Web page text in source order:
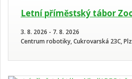
Letní příměstský tábor
3. 8. 2026 - 7. 8. 2026
Centrum robotiky, Cukrovarská 23C,